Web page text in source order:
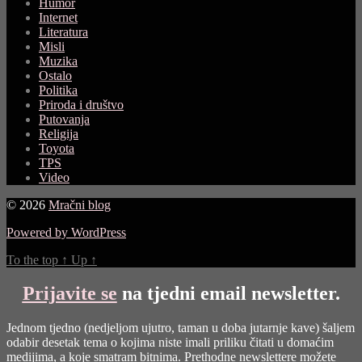
Internet
Literatura
Misli
Muzika
Ostalo
Politika
Priroda i društvo
Putovanja
Religija
Toyota
TPS
Video
© 2026 Mračni blog
Powered by WordPress
To the top ↑ Up ↑
Prijavite se na tjedni email newsletter.
Jednom tjedno (nedjeljom ujutro, taman u doba jutarnje kave) šaljem
odabir desetak tema o kojima niste imali priliku čitati u domaćim
medijima, a koje smatram bitnima. Prethodne newslettere možete